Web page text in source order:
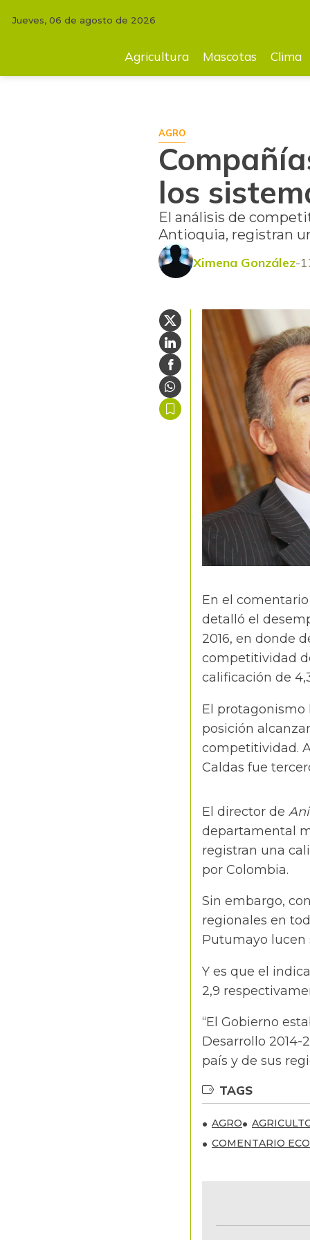
Compañías buscan acelerar el cambio en los
Jueves, 06 de agosto de 2026
Agricultura Mascotas Clima
AGRO
los
El análisis de
Antioquia, registran
Ximena González
En el
detalló el
2016, en donde
competitividad
calificación de
El protagonismo
posición
competitividad.
Caldas fue
El director de
departamental
registran una
por Colombia.
Sin embargo,
regionales en
Putumayo lucen
Y es que el
2,9
“El Gobierno
Desarrollo 2014-
país y de sus
TAGS
AGRO
COMENTARIO